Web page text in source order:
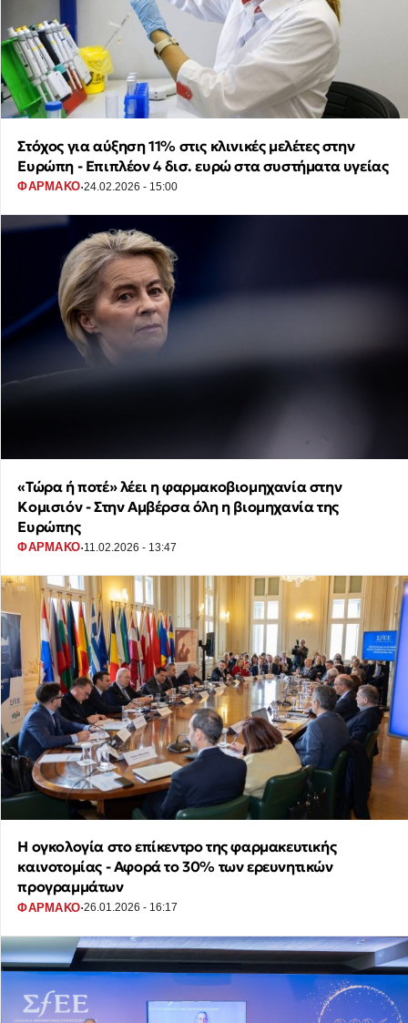
Στόχος για αύξηση 11% στις κλινικές μελέτες στην
Ευρώπη - Επιπλέον 4 δισ. ευρώ στα συστήματα υγείας
ΦΑΡΜΑΚΟ·24.02.2026 - 15:00
«Τώρα ή ποτέ» λέει η φαρμακοβιομηχανία στην
Κομισιόν - Στην Αμβέρσα όλη η βιομηχανία της
Ευρώπης
ΦΑΡΜΑΚΟ·11.02.2026 - 13:47
Η ογκολογία στο επίκεντρο της φαρμακευτικής
καινοτομίας - Αφορά το 30% των ερευνητικών
προγραμμάτων
ΦΑΡΜΑΚΟ·26.01.2026 - 16:17